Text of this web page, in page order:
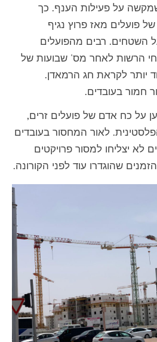
על פעילות הענף. כך
פועלים מאז פרוץ נגיף
השטחים. רבים מהפועלים
הרשות לאחר מס' שבועות של
יותר לקראת חג הרמאדן.
חמור בעובדים.
על כח אדם של פועלים זרים,
לאור המחסור בעובדים
לא יצליחו למסור פרויקטים
שהוגדרו עוד לפני הקורונה.